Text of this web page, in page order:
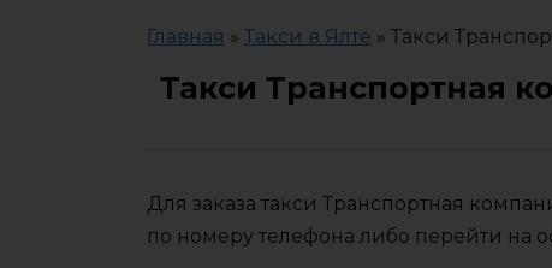
Главная » Такси в Ялте » Такси
Такси Транспортная
Для заказа такси Транспортная
по номеру телефона либо перейти на